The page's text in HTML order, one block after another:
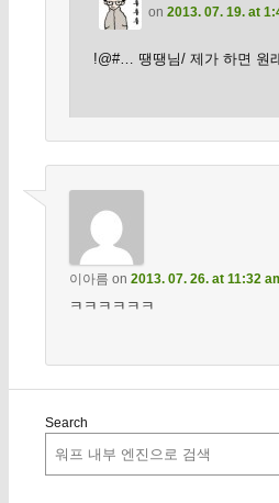
on 2013. 07. 19. at
!@#… 땡땡님/ 제가 하면 원
이아름 on 2013. 07. 26. at 11:32
ㅋㅋㅋㅋㅋㅋ
Search